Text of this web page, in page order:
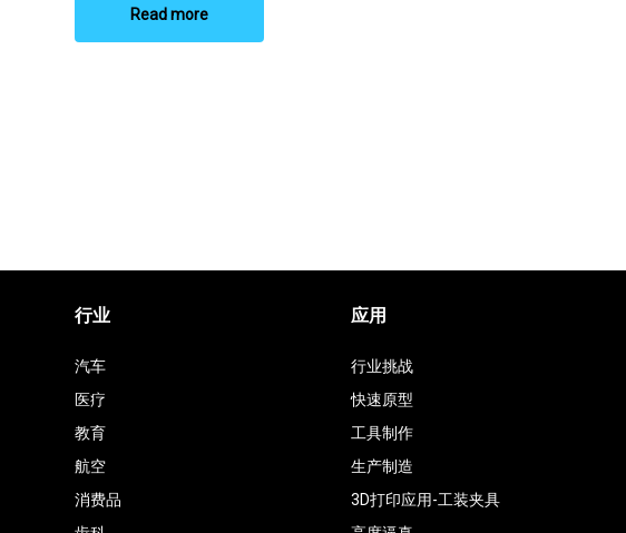
Read more
行业
汽车
医疗
教育
航空
消费品
应用
行业挑战
快速原型
工具制作
生产制造
3D打印应用-工装夹具